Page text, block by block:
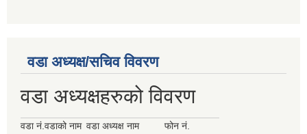
वडा अध्यक्ष/सचिव विवरण
वडा अध्यक्षहरुको विवरण
वडा नं. वडाको नाम वडा अध्यक्ष नाम
फोन नं.